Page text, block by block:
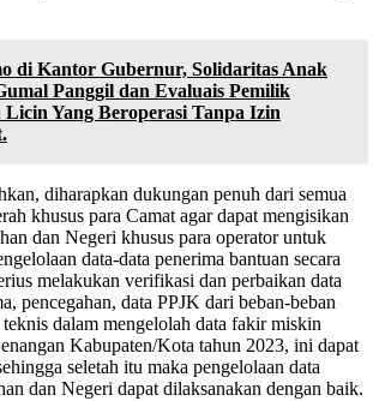
di Kantor Gubernur, Solidaritas Anak
Panggil dan Evaluais Pemilik
Licin Yang Beroperasi Tanpa Izin
diharapkan dukungan penuh dari semua
khusus para Camat agar dapat mengisikan
dan Negeri khusus para operator untuk
data-data penerima bantuan secara
melakukan verifikasi dan perbaikan data
pencegahan, data PPJK dari beban-beban
dalam mengelolah data fakir miskin
Kabupaten/Kota tahun 2023, ini dapat
seletah itu maka pengelolaan data
dan Negeri dapat dilaksanakan dengan baik.